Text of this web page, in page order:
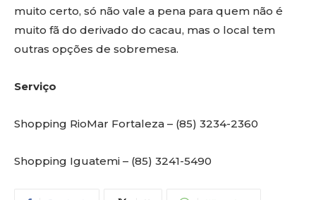
muito certo, só não vale a pena para quem não é
muito fã do derivado do cacau, mas o local tem
outras opções de sobremesa.
Serviço
Shopping RioMar Fortaleza – (85) 3234-2360
Shopping Iguatemi – (85) 3241-5490